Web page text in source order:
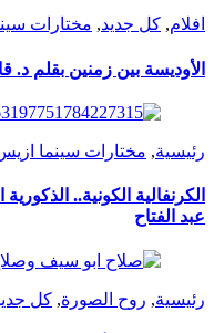
افلام, كل جديد, مختارات
الأوديسة بين زمنين بقلم
رئيسية, مختارات سينما
الكرنفالية الكونية..
عبد الفتاح
رئيسية, روح الصورة, كل